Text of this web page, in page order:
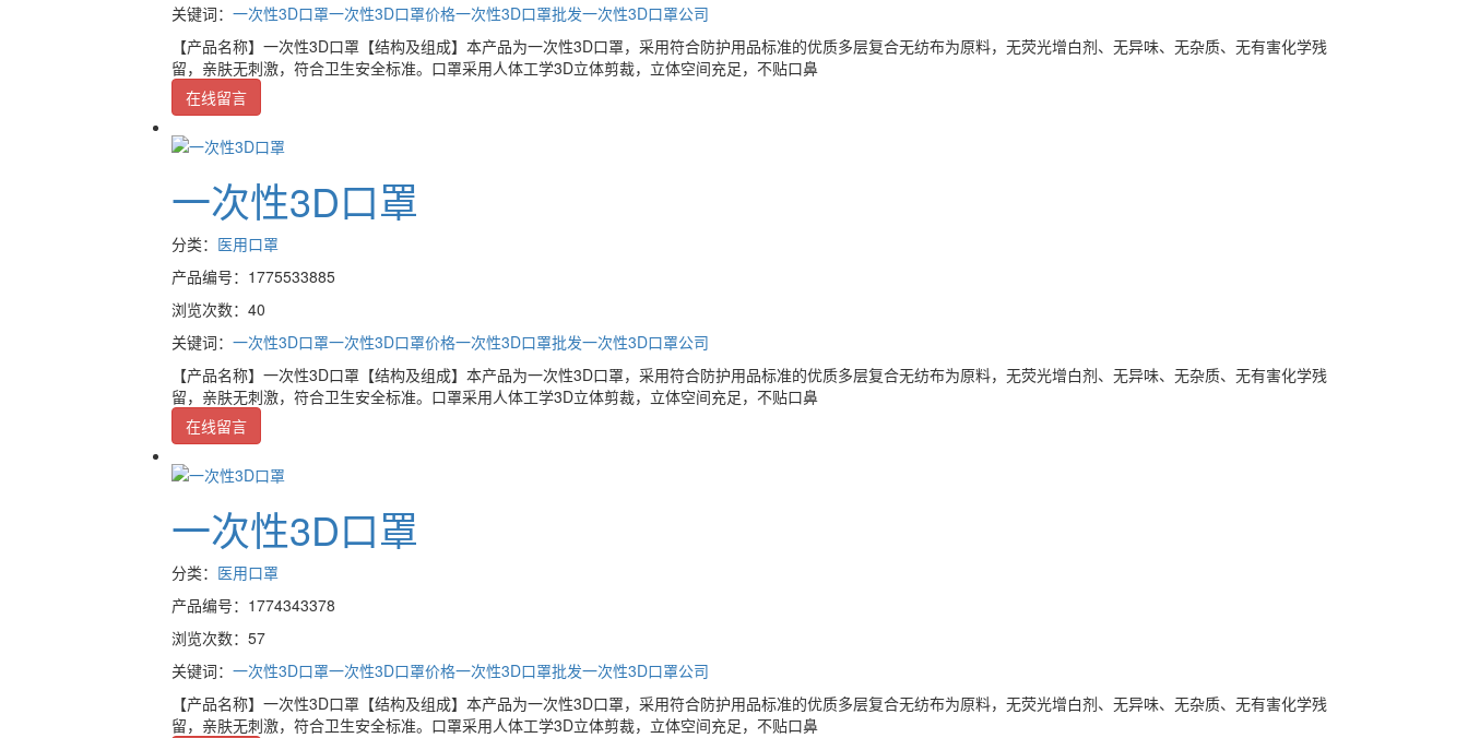
关键词： 一次性3D口罩一次性3D口罩价格一次性3D口罩批发一次性3D口罩公司
【产品名称】一次性3D口罩【结构及组成】本产品为一次性3D口罩，采用符合防护用品标准的优质多层复合无纺布为原料，无荧光增白剂、无异味、无杂质、无有害化学残
留，亲肤无刺激，符合卫生安全标准。口罩采用人体工学3D立体剪裁，立体空间充足，不贴口鼻
在线留言
一次性3D口罩
分类： 医用口罩
产品编号：1775533885
浏览次数：40
关键词： 一次性3D口罩一次性3D口罩价格一次性3D口罩批发一次性3D口罩公司
【产品名称】一次性3D口罩【结构及组成】本产品为一次性3D口罩，采用符合防护用品标准的优质多层复合无纺布为原料，无荧光增白剂、无异味、无杂质、无有害化学残
留，亲肤无刺激，符合卫生安全标准。口罩采用人体工学3D立体剪裁，立体空间充足，不贴口鼻
在线留言
一次性3D口罩
分类： 医用口罩
产品编号：1774343378
浏览次数：57
关键词： 一次性3D口罩一次性3D口罩价格一次性3D口罩批发一次性3D口罩公司
【产品名称】一次性3D口罩【结构及组成】本产品为一次性3D口罩，采用符合防护用品标准的优质多层复合无纺布为原料，无荧光增白剂、无异味、无杂质、无有害化学残
留，亲肤无刺激，符合卫生安全标准。口罩采用人体工学3D立体剪裁，立体空间充足，不贴口鼻